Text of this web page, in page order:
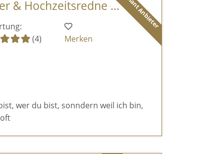
& Hochzeitsredne ...
(4)
Merken
wer du bist, sonndern weil ich bin,